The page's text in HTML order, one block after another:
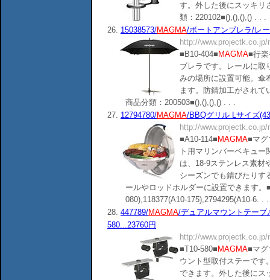
す。外した後にスッキリ
類：220102■(),(),(),() . . .
26. 15038573/MAGMA/ボートアンブレラ/レ
http://
■B10-404■ MAGMA■行
ブレラです。レールに取
みの場所に設置可能。傘
ます。防錆加工がされ
商品分類：200503■(),(),(),() . . .
27. 12794780/MAGMA/BBQグリル Lサイズ
http://
■A10-114■ MAGMA■マグ
ト用マリンバーベキュ
は、18-9ステンレス素材
シーズンでも錆びたりす
ールやロッドホルダーに設置できます
080),118377(A10-175),2794295(A10-6. . .
28. 447789/MAGMA/デュアルマウントテー
580...23760円
http://
■T10-580■ MAGMA■マグ
ウント型取付ステーです
できます。外した後にス